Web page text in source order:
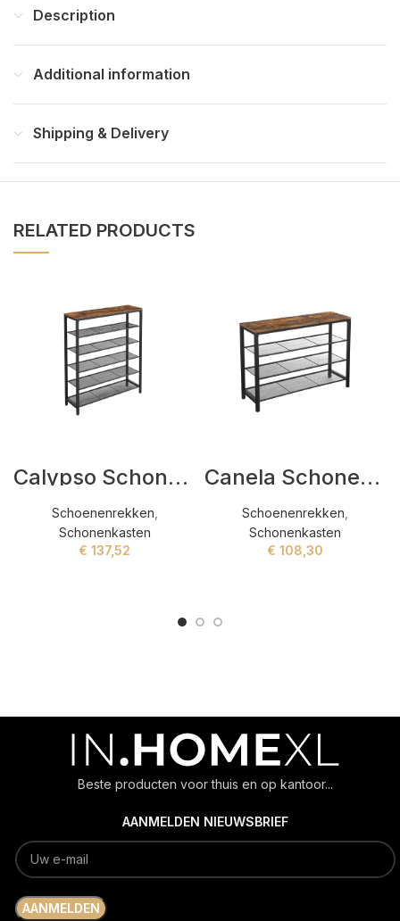
Description
Additional information
Shipping & Delivery
RELATED PRODUCTS
Calypso Schonenkasten Bruin,Zwart
Schoenenrekken
Schonenkasten
€ 137,52
Canela Schonenkasten Bruin
Schoenenrekken
Schonenkasten
€ 108,30
Beste producten voor thuis en op kantoor...
AANMELDEN NIEUWSBRIEF